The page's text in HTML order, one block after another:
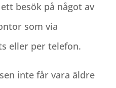
besök på något av
som via
eller per telefon.
inte får vara äldre